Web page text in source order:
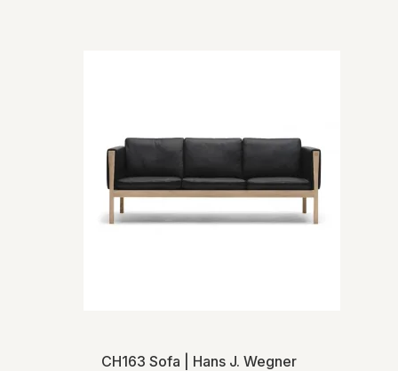
CH163 Sofa | Hans J. Wegner